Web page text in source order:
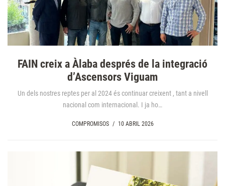
FAIN creix a Àlaba després de la integració
d’Ascensors Viguam
Un dels nostres reptes per al 2024 és continuar creixent , tant a nivell
nacional com internacional. I ja ho…
COMPROMISOS / 10 ABRIL 2026